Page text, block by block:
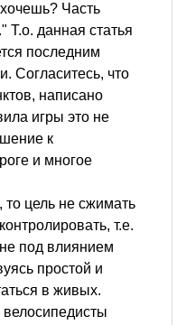
Часть
Т.о. данная статья
последним
Согласитесь, что
написано
игры это не
к
и многое
то цель не сжимать
т.е.
под влиянием
простой и
в живых.